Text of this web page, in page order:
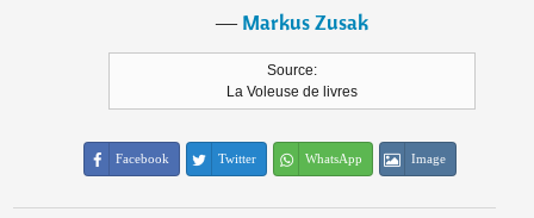
―Markus Zusak
Source:
La Voleuse de livres
Facebook Twitter WhatsApp Image